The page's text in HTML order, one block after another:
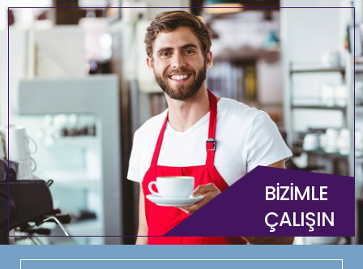
BİZİMLE
ÇALIŞIN